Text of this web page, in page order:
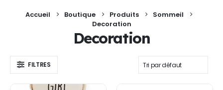
Accueil Boutique Produits
Sommeil
Decoration
Decoration
FILTRES